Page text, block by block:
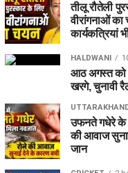
तीलू रौतेली
वीरांगनाओं
कार्यकत्रियां
HALDWANI
आठ अगस्त को
खरगे, चुनावी
उफनते गधेरे के
की आवाज
जान